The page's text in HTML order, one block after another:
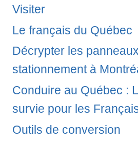
Visiter
Le français du Québec
Décrypter les
stationnement à
Conduire au Québec :
survie pour les
Outils de conversion